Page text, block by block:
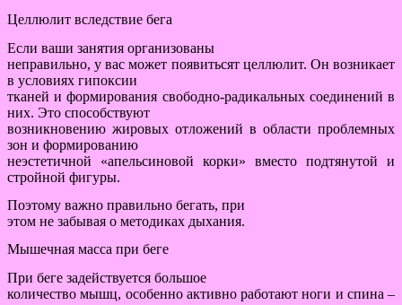
Целлюлит вследствие бега
Если ваши занятия организованы
неправильно, у вас может появитьсят целлюлит. Он возникает
в условиях гипоксии
тканей и формирования свободно-радикальных соединений в
них. Это способствуют
возникновению жировых отложений в области проблемных
зон и формированию
неэстетичной «апельсиновой корки» вместо подтянутой и
стройной фигуры.
Поэтому важно правильно бегать, при
этом не забывая о методиках дыхания.
Мышечная масса при беге
При беге задействуется большое
количество мышц, особенно активно работают ноги и спина –